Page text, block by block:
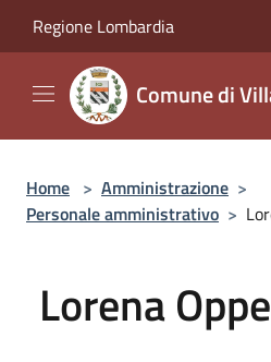
Regione Lombardia
Comune di
Home > Amministrazione >
Personale amministrativo >
Lorena